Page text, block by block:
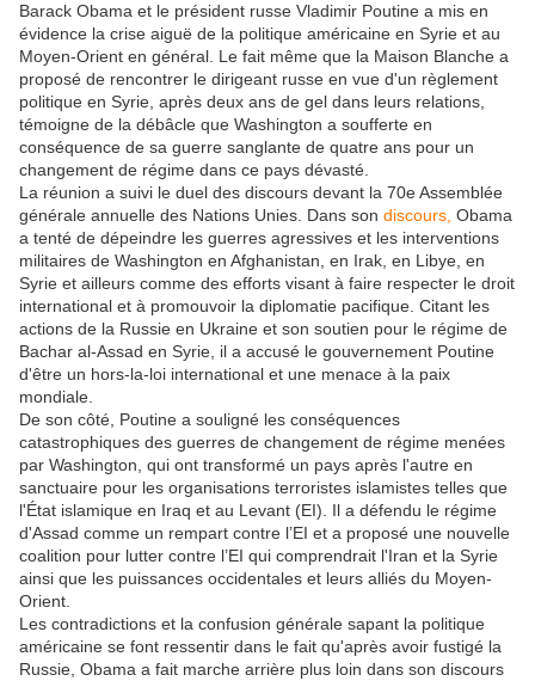
Barack Obama et le président russe Vladimir Poutine a mis en
évidence la crise aiguë de la politique américaine en Syrie et au
Moyen-Orient en général. Le fait même que la Maison Blanche a
proposé de rencontrer le dirigeant russe en vue d'un règlement
politique en Syrie, après deux ans de gel dans leurs relations,
témoigne de la débâcle que Washington a soufferte en
conséquence de sa guerre sanglante de quatre ans pour un
changement de régime dans ce pays dévasté.
La réunion a suivi le duel des discours devant la 70e Assemblée
générale annuelle des Nations Unies. Dans son discours, Obama
a tenté de dépeindre les guerres agressives et les interventions
militaires de Washington en Afghanistan, en Irak, en Libye, en
Syrie et ailleurs comme des efforts visant à faire respecter le droit
international et à promouvoir la diplomatie pacifique. Citant les
actions de la Russie en Ukraine et son soutien pour le régime de
Bachar al-Assad en Syrie, il a accusé le gouvernement Poutine
d'être un hors-la-loi international et une menace à la paix
mondiale.
De son côté, Poutine a souligné les conséquences
catastrophiques des guerres de changement de régime menées
par Washington, qui ont transformé un pays après l'autre en
sanctuaire pour les organisations terroristes islamistes telles que
l'État islamique en Iraq et au Levant (EI). Il a défendu le régime
d'Assad comme un rempart contre l’EI et a proposé une nouvelle
coalition pour lutter contre l’EI qui comprendrait l'Iran et la Syrie
ainsi que les puissances occidentales et leurs alliés du Moyen-
Orient.
Les contradictions et la confusion générale sapant la politique
américaine se font ressentir dans le fait qu'après avoir fustigé la
Russie, Obama a fait marche arrière plus loin dans son discours